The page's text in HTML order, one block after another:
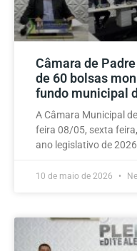
Câmara de
de 60 bolsas
fundo municipal
A Câmara Municipal
feira 08/05, sexta
ano legislativo de
10 de maio de 2026